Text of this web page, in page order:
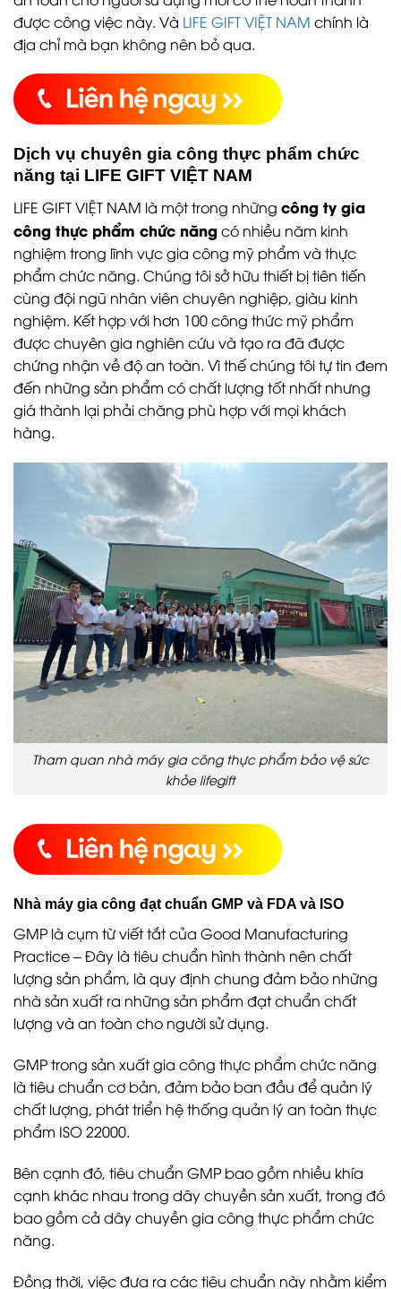
được công việc này. Và LIFE GIFT VIỆT NAM chính là
địa chỉ mà bạn không nên bỏ qua.
Dịch vụ chuyên gia công thực phẩm chức
năng tại LIFE GIFT VIỆT NAM
LIFE GIFT VIỆT NAM là một trong những công ty gia
công thực phẩm chức năngcó nhiều năm kinh
nghiệm trong lĩnh vực gia công mỹ phẩm và thực
phẩm chức năng. Chúng tôi sở hữu thiết bị tiên tiến
cùng đội ngũ nhân viên chuyên nghiệp, giàu kinh
nghiệm. Kết hợp với hơn 100 công thức mỹ phẩm
được chuyên gia nghiên cứu và tạo ra đã được
chứng nhận về độ an toàn. Vì thế chúng tôi tự tin đem
đến những sản phẩm có chất lượng tốt nhất nhưng
giá thành lại phải chăng phù hợp với mọi khách
hàng.
Tham quan nhà máy gia công thực phẩm bảo vệ sức
khỏe lifegift
Nhà máy gia công đạt chuẩn GMP và FDA và ISO
GMP là cụm từ viết tắt của Good Manufacturing
Practice – Đây là tiêu chuẩn hình thành nên chất
lượng sản phẩm, là quy định chung đảm bảo những
nhà sản xuất ra những sản phẩm đạt chuẩn chất
lượng và an toàn cho người sử dụng.
GMP trong sản xuất gia công thực phẩm chức năng
là tiêu chuẩn cơ bản, đảm bảo ban đầu để quản lý
chất lượng, phát triển hệ thống quản lý an toàn thực
phẩm ISO 22000.
Bên cạnh đó, tiêu chuẩn GMP bao gồm nhiều khía
cạnh khác nhau trong dây chuyền sản xuất, trong đó
bao gồm cả dây chuyền gia công thực phẩm chức
năng.
Đồng thời, việc đưa ra các tiêu chuẩn này nhằm kiểm